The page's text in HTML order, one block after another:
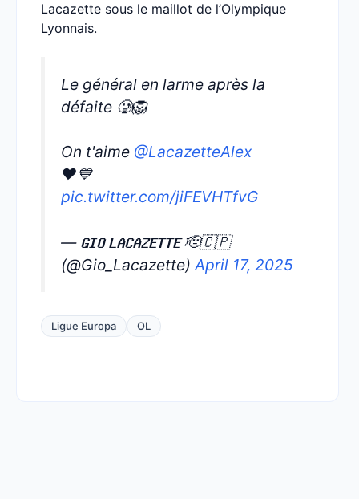
Lacazette sous le maillot de l’Olympique
Lyonnais.
Le général en larme après la
défaite 🥲🦁
On t'aime @LacazetteAlex
❤️💙
pic.twitter.com/jiFEVHTfvG
— 𝐆𝐈𝐎 𝐋𝐀𝐂𝐀𝐙𝐄𝐓𝐓𝐄 🫡🇨🇵
(@Gio_Lacazette) April 17, 2025
Ligue Europa OL